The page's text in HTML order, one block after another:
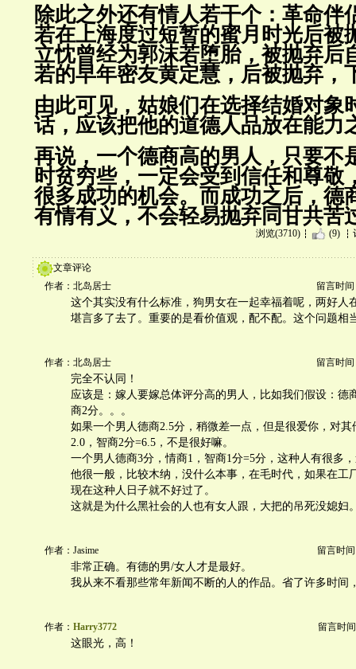
除此之外还有情人若干个：革命伴
若在上海度过短暂的蜜月时光后被
立忱曾经为郭沫若堕胎，被抛弃后
若的早年密友黄定慧， 后被抛弃，
由此可见，姑娘们在选择结婚对象
话，应该把他的道德人品放在能力
再说，一个德商高的男人，只要不
时贫穷些，一定会受到信任和尊敬
很多成功的机会。而成功之后，德
有情有义，不会轻易抛弃同甘共苦
浏览(3710) (9)
文章评论
作者：北岛居士
留言时间
这个其实没有什么标准，狗男女在一起幸福着呢，两好人
堪言多了去了。重要的是看价值观，配不配。这个问题相
作者：北岛居士 留言时间
完全不认同！
应该是：嫁人要嫁总体评分高的男人，比如我们假设：德
商2分。。。
如果一个男人德商2.5分，稍微差一点，但是很爱你，对其
2.0，智商2分=6.5，不是很好嘛。
一个男人德商3分，情商1，智商1分=5分，这种人有很多
他很一般，比较木纳，没什么本事，在毛时代，如果在工
现在这种人日子就不好过了。
这就是为什么黑社会的人也有女人跟，大把的吊死没媳妇
作者：Jasime 留言时间
非常正确。有德的男/女人才是最好。
我从来不看那些常年新闻不断的人的作品。省了许多时间
作者： Harry3772 留言时
这眼光，高！